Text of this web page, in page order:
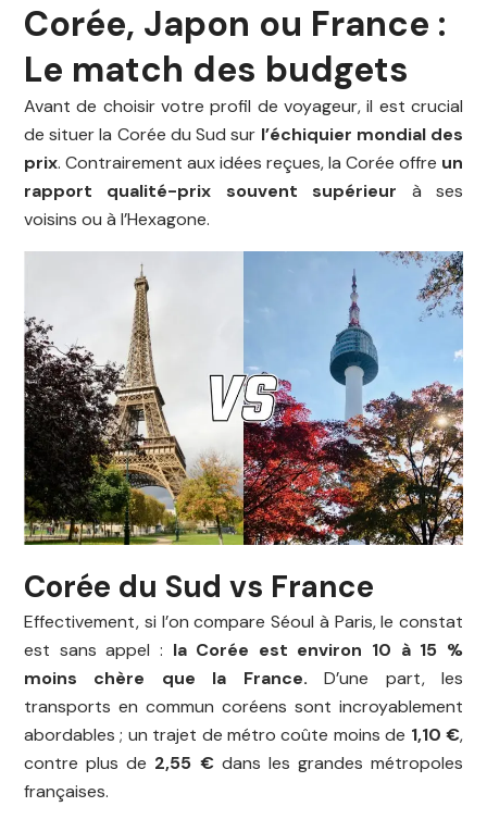
Corée, Japon ou France :
Le match des budgets
Avant de choisir votre profil de voyageur, il est crucial
de situer la Corée du Sud sur l’échiquier mondial des
prix. Contrairement aux idées reçues, la Corée offre un
rapport qualité-prix souvent supérieur à ses
voisins ou à l’Hexagone.
Corée du Sud vs France
Effectivement, si l’on compare Séoul à Paris, le constat
est sans appel : la Corée est environ 10 à 15 %
moins chère que la France. D’une part, les
transports en commun coréens sont incroyablement
abordables ; un trajet de métro coûte moins de 1,10 €,
contre plus de 2,55 € dans les grandes métropoles
françaises.